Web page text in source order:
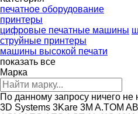
печатное оборудование
принтеры
цифровые печатные машины
струйные принтеры
машины высокой печати
показать все
Марка
По данному запросу ничего не
3D Systems 3Kare 3M A.TOM AB